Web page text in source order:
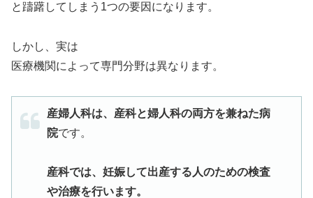
と躊躇してしまう1つの要因になります。
しかし、実は
医療機関によって専門分野は異なります。
産婦人科は、産科と婦人科の両方を兼ねた病
院です。
産科では、妊娠して出産する人のための検査
や治療を行います。